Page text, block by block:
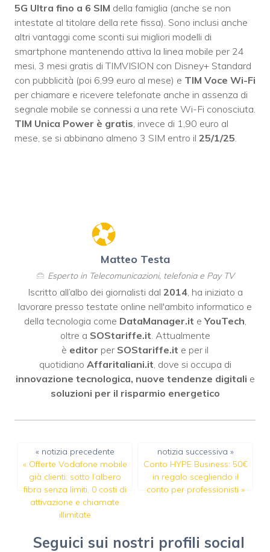
5G Ultra fino a 6 SIM della famiglia (anche se non
intestate al titolare della rete fissa). Sono inclusi anche
altri vantaggi come sconti sui migliori modelli di
smartphone mantenendo attiva la linea mobile per 24
mesi, 3 mesi gratis di TIMVISION con Disney+ Standard
con pubblicità (poi 6,99 euro al mese) e TIM Voce Wi-Fi
per chiamare e ricevere telefonate anche in assenza di
segnale mobile se connessi a una rete Wi-Fi conosciuta.
TIM Unica Power è gratis , invece di 1,90 euro al
mese, se si abbinano almeno 3 SIM entro il 25/1/25
Matteo Testa
Esperto in Telecomunicazioni, telefonia e Pay TV
Iscritto all’albo dei giornalisti dal 2014, ha iniziato a
lavorare presso testate online nell'ambito informatico e
della tecnologia come DataManager.it eYouTech
oltre a SOStariffe.it . Attualmente
è editor per SOStariffe.it e per il
quotidiano Affaritaliani.it , dove si occupa di
innovazione tecnologica, nuove tendenze digitali e
soluzioni per il risparmio energetico
« notizia precedente
« Offerte Vodafone mobile
già clienti: sotto l’albero
fibra senza limiti, 0 costi di
attivazione e chiamate
illimitate
notizia successiva »
Conto HYPE Business: 50€
in regalo scegliendo il
conto per professionisti »
Seguici sui nostri profili social